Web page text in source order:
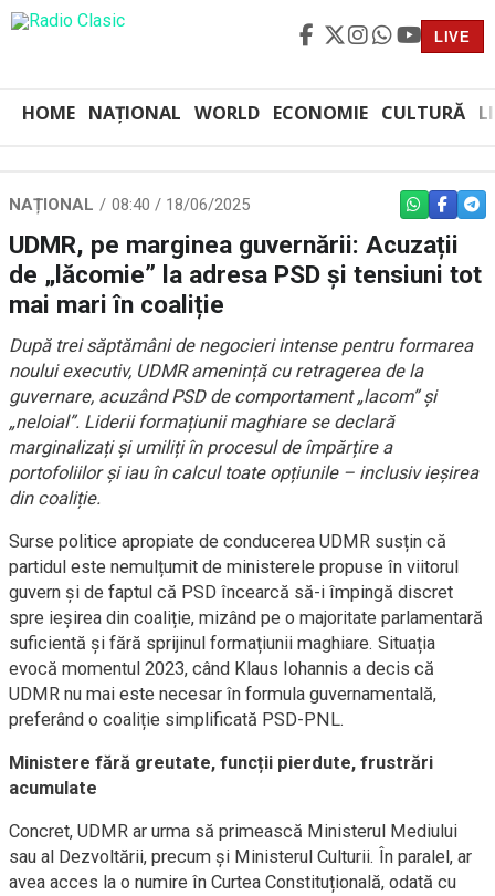
LIVE
HOME NAȚIONAL WORLD ECONOMIE CULTURĂ
NAȚIONAL 08:40 / 18/06/2025 WHATSAPP
UDMR, pe marginea guvernării: Acuzații
de „lăcomie” la adresa PSD și tensiuni tot
mai mari în coaliție
După trei săptămâni de negocieri intense pentru formarea
noului executiv, UDMR amenință cu retragerea de la
guvernare, acuzând PSD de comportament „lacom” și
„neloial”. Liderii formațiunii maghiare se declară
marginalizați și umiliți în procesul de împărțire a
portofoliilor și iau în calcul toate opțiunile – inclusiv ieșirea
din coaliție.
Surse politice apropiate de conducerea UDMR susțin că
partidul este nemulțumit de ministerele propuse în viitorul
guvern și de faptul că PSD încearcă să-i împingă discret
spre ieșirea din coaliție, mizând pe o majoritate parlamentară
suficientă și fără sprijinul formațiunii maghiare. Situația
evocă momentul 2023, când Klaus Iohannis a decis că
UDMR nu mai este necesar în formula guvernamentală,
preferând o coaliție simplificată PSD-PNL.
Ministere fără greutate, funcții pierdute, frustrări
acumulate
Concret, UDMR ar urma să primească Ministerul Mediului
sau al Dezvoltării, precum și Ministerul Culturii. În paralel, ar
avea acces la o numire în Curtea Constituțională, odată cu